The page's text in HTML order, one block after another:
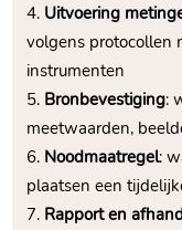
Uitvoering
volgens protocollen
instrumenten
Bronbevestiging:
meetwaarden,
Noodmaatregel:
plaatsen een
Rapport en